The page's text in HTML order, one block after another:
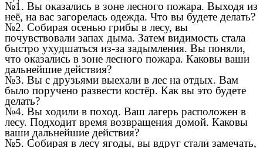
№1. Вы оказались в зоне лесного пожара. Выходя из
неё, на вас загорелась одежда. Что вы будете делать?
№2. Собирая осенью грибы в лесу, вы
почувствовали запах дыма. Затем видимость стала
быстро ухудшаться из-за задымления. Вы поняли,
что оказались в зоне лесного пожара. Каковы ваши
дальнейшие действия?
№3. Вы с друзьями выехали в лес на отдых. Вам
было поручено развести костёр. Как вы это будете
делать?
№4. Вы ходили в поход. Ваш лагерь расположен в
лесу. Подходит время возвращения домой. Каковы
ваши дальнейшие действия?
№5. Собирая в лесу ягоды, вы вдруг стали замечать,